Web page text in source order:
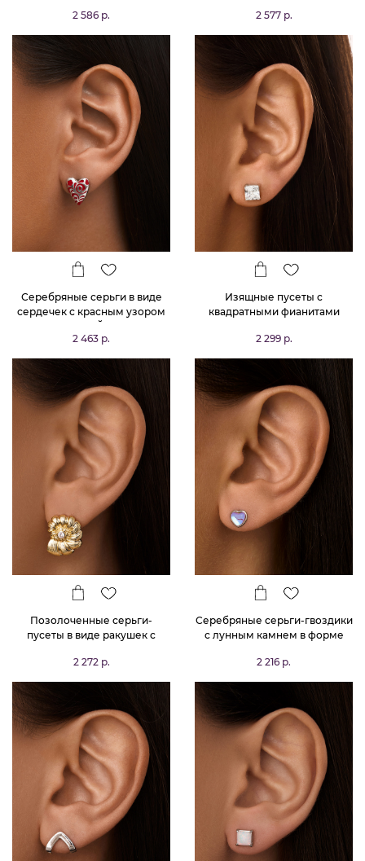
2 586 р.
2 577 р.
Серебряные серьги в виде
сердечек с красным узором
2 463 р.
Изящные пусеты с
квадратными фианитами
2 299 р.
Позолоченные серьги-
пусеты в виде ракушек с
2 272 р.
Серебряные серьги-гвоздики
с лунным камнем в форме
2 216 р.